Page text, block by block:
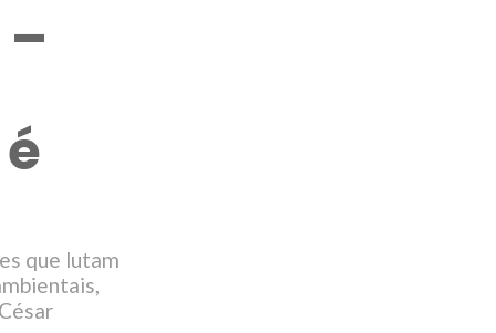
que lutam